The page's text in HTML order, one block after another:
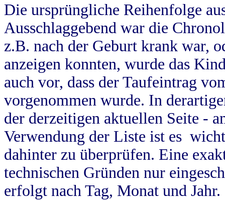
Die ursprüngliche Reihenfolge
Ausschlaggebend war die
z.B. nach der Geburt krank war,
anzeigen konnten, wurde das
auch vor, dass der Taufeintrag
vorgenommen wurde. In
der derzeitigen aktuellen Seite -
Verwendung der Liste ist es
dahinter zu überprüfen. Eine
technischen Gründen nur
erfolgt nach Tag, Monat und Jahr.